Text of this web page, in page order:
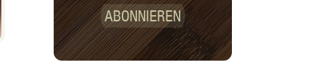
ABONNIEREN